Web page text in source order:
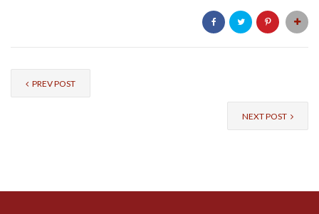
PREV POST
NEXT POST